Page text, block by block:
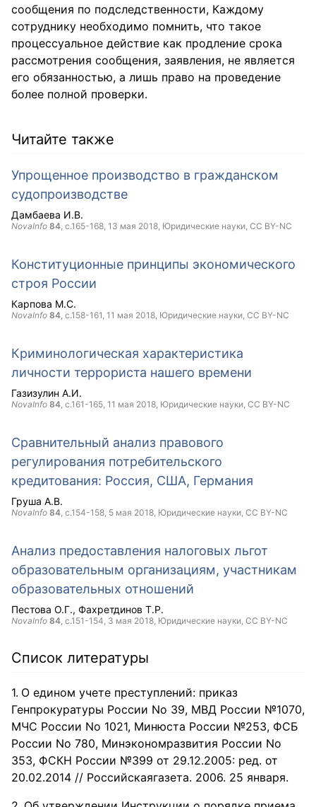
сообщения по подследственности, Каждому
сотруднику необходимо помнить, что такое
процессуальное действие как продление срока
рассмотрения сообщения, заявления, не является
его обязанностью, а лишь право на проведение
более полной проверки.
Читайте также
Упрощенное производство в гражданском
судопроизводстве
Дамбаева И.В.
NovaInfo 84, с.165-168, 13 мая 2018, Юридические науки, CC BY-NC
Конституционные принципы экономического
строя России
Карпова М.С.
NovaInfo 84, с.158-161, 11 мая 2018, Юридические науки, CC BY-NC
Криминологическая характеристика
личности террориста нашего времени
Газизулин А.И.
NovaInfo 84, с.161-165, 11 мая 2018, Юридические науки, CC BY-NC
Сравнительный анализ правового
регулирования потребительского
кредитования: Россия, США, Германия
Груша А.В.
NovaInfo 84, с.154-158, 5 мая 2018, Юридические науки, CC BY-NC
Анализ предоставления налоговых льгот
образовательным организациям, участникам
образовательных отношений
Пестова О.Г. Фахретдинов Т.Р.
NovaInfo 84, с.151-154, 3 мая 2018, Юридические науки, CC BY-NC
Список литературы
О едином учете преступлений: приказ
Генпрокуратуры России No 39, МВД России №1070,
МЧС России No 1021, Минюста России №253, ФСБ
России No 780, Минэкономразвития России No
353, ФСКН России №399 от 29.12.2005: ред. от
20.02.2014 // Российскаягазета. 2006. 25 января.